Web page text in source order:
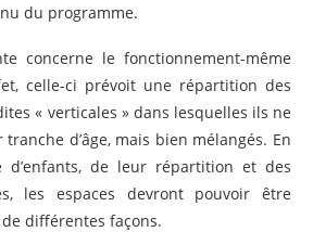
du programme.
concerne le fonctionnement-même
celle-ci prévoit une répartition des
« verticales » dans lesquelles ils ne
d’âge, mais bien mélangés. En
de leur répartition et des
les espaces devront pouvoir être
différentes façons.